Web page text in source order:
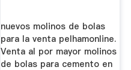
nuevos molinos de bolas
para la venta pelhamonline.
Venta al por mayor molinos
de bolas para cemento en